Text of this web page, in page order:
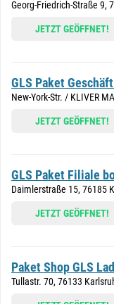
Georg-Friedrich-Straße 9,
JETZT GEÖFFNET!
GLS Paket
New-York-Str. / KLIVER
JETZT GEÖFFNET!
GLS Paket Filiale
Daimlerstraße 15, 76185
JETZT GEÖFFNET!
Paket Shop GLS
Tullastr. 70, 76133